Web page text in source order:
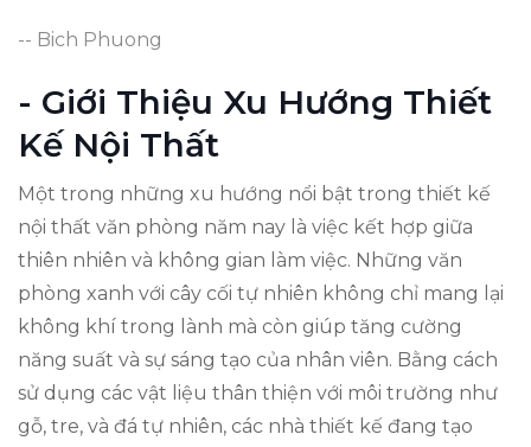
-- Bich Phuong
- Giới Thiệu Xu Hướng Thiết
Kế Nội Thất
Một trong những xu hướng nổi bật trong thiết kế
nội thất văn phòng năm nay là việc kết hợp giữa
thiên nhiên và không gian làm việc. Những văn
phòng xanh với cây cối tự nhiên không chỉ mang lại
không khí trong lành mà còn giúp tăng cường
năng suất và sự sáng tạo của nhân viên. Bằng cách
sử dụng các vật liệu thân thiện với môi trường như
gỗ, tre, và đá tự nhiên, các nhà thiết kế đang tạo